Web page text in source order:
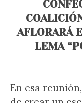
AFLORARÁ
LEMA
En esa